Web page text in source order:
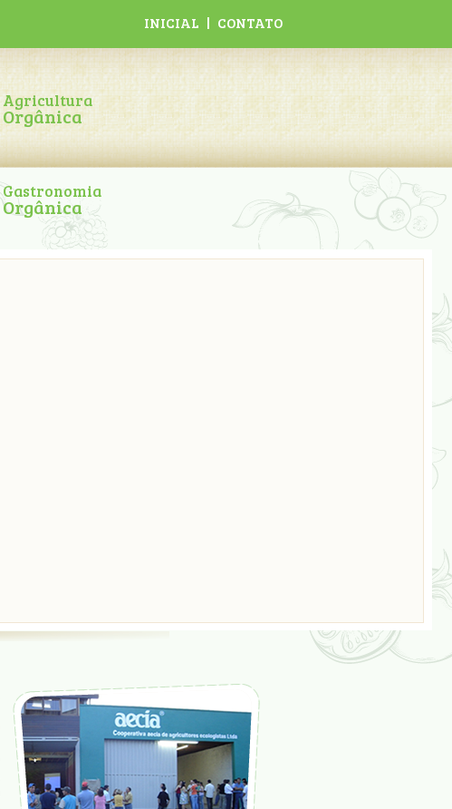
INICIAL | CONTATO
Agricultura
Orgânica
Gastronomia
Orgânica